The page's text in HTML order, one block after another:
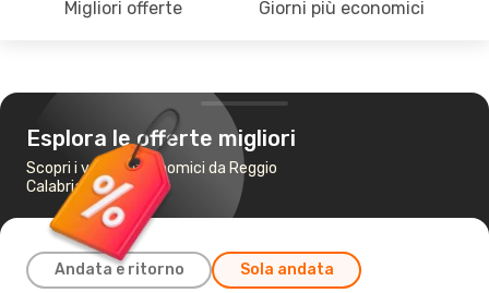
Migliori offerte Giorni più economici
Esplora le offerte migliori
Scopri i voli più economici da Reggio
Calabria a Trieste
Andata e ritorno Sola andata